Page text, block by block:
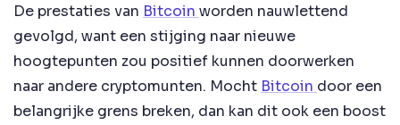
De prestaties van Bitcoin worden nauwlettend
gevolgd, want een stijging naar nieuwe
hoogtepunten zou positief kunnen doorwerken
naar andere cryptomunten. Mocht Bitcoin door een
belangrijke grens breken, dan kan dit ook een boost